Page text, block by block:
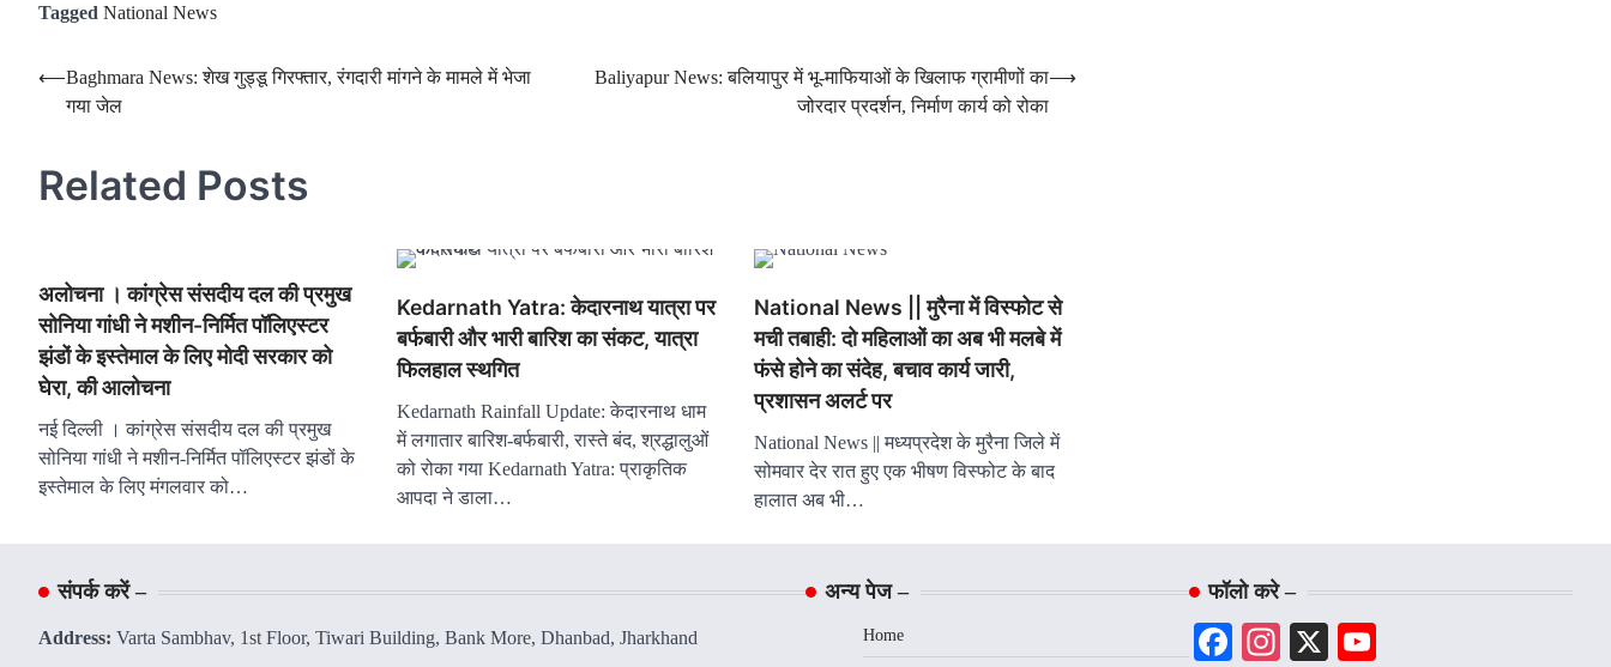
Tagged National News
Post
navigation
⟵Baghmara News: शेख गुड्डू गिरफ्तार, रंगदारी मांगने के मामले में भेजा
गया जेल
Baliyapur News: बलियापुर में भू-माफियाओं के खिलाफ ग्रामीणों का
जोरदार प्रदर्शन, निर्माण कार्य को रोका
⟶
Related Posts
अलोचना । कांग्रेस संसदीय दल की प्रमुख
सोनिया गांधी ने मशीन-निर्मित पॉलिएस्टर
झंडों के इस्तेमाल के लिए मोदी सरकार को
घेरा, की आलोचना
नई दिल्ली । कांग्रेस संसदीय दल की प्रमुख
सोनिया गांधी ने मशीन-निर्मित पॉलिएस्टर झंडों के
इस्तेमाल के लिए मंगलवार को…
Kedarnath Yatra: केदारनाथ यात्रा पर
बर्फबारी और भारी बारिश का संकट, यात्रा
फिलहाल स्थगित
Kedarnath Rainfall Update: केदारनाथ धाम
में लगातार बारिश-बर्फबारी, रास्ते बंद, श्रद्धालुओं
को रोका गया Kedarnath Yatra: प्राकृतिक
आपदा ने डाला…
National News || मुरैना में विस्फोट से
मची तबाही: दो महिलाओं का अब भी मलबे में
फंसे होने का संदेह, बचाव कार्य जारी,
प्रशासन अलर्ट पर
National News || मध्यप्रदेश के मुरैना जिले में
सोमवार देर रात हुए एक भीषण विस्फोट के बाद
हालात अब भी…
संपर्क करें –
Address: Varta Sambhav, 1st Floor, Tiwari Building, Bank More, Dhanbad, Jharkhand
अन्य पेज –
Home
फॉलो करे –
Facebook
Instagram
X